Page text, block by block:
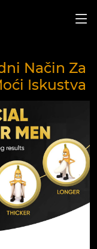
Način Za
Iskustva